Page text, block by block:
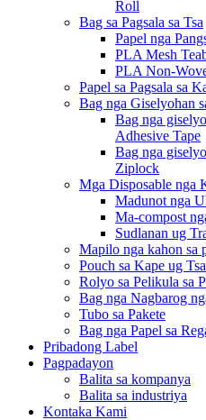
Roll
Bag sa Pagsala sa Tsa
Papel nga
PLA Mesh
PLA Non-
Papel sa Pagsala sa
Bag nga Giselyohan
Bag nga
Adhesive Tape
Bag nga
Ziplock
Mga Disposable nga
Madunot nga
Ma-compost
Sudlanan ug
Mapilo nga kahon sa
Pouch sa Kape ug
Rolyo sa Pelikula sa
Bag nga Nagbarog
Tubo sa Pakete
Bag nga Papel sa
Pribadong Label
Pagpadayon
Balita sa kompanya
Balita sa industriya
Kontaka Kami